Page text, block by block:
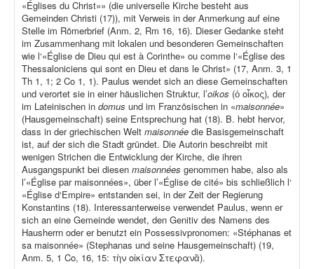
«Églises du Christ»» (die universelle Kirche besteht aus
Gemeinden Christi (17)), mit Verweis in der Anmerkung auf eine
Stelle im Römerbrief (Anm. 2, Rm 16, 16). Dieser Gedanke steht
im Zusammenhang mit lokalen und besonderen Gemeinschaften
wie l‘«Église de Dieu qui est à Corinthe» ou comme l‘«Église des
Thessaloniciens qui sont en Dieu et dans le Christ» (17, Anm. 3, 1
Th 1, 1; 2 Co 1, 1). Paulus wendet sich an diese Gemeinschaften
und verortet sie in einer häuslichen Struktur, l’oikos (ὁ οἶκος), der
im Lateinischen in domus und im Französischen in «maisonnée»
(Hausgemeinschaft) seine Entsprechung hat (18). B. hebt hervor,
dass in der griechischen Welt maisonnée die Basisgemeinschaft
ist, auf der sich die Stadt gründet. Die Autorin beschreibt mit
wenigen Strichen die Entwicklung der Kirche, die ihren
Ausgangspunkt bei diesen maisonnées genommen habe, also als
l’«Église par maisonnées», über l’«Église de cité» bis schließlich l‘
«Église d‘Empire» entstanden sei, in der Zeit der Regierung
Konstantins (18). Interessanterweise verwendet Paulus, wenn er
sich an eine Gemeinde wendet, den Genitiv des Namens des
Hausherrn oder er benutzt ein Possessivpronomen: «Stéphanas et
sa maisonnée» (Stephanas und seine Hausgemeinschaft) (19,
Anm. 5, 1 Co, 16, 15: τὴν οἰκίαν Στεφανᾶ).